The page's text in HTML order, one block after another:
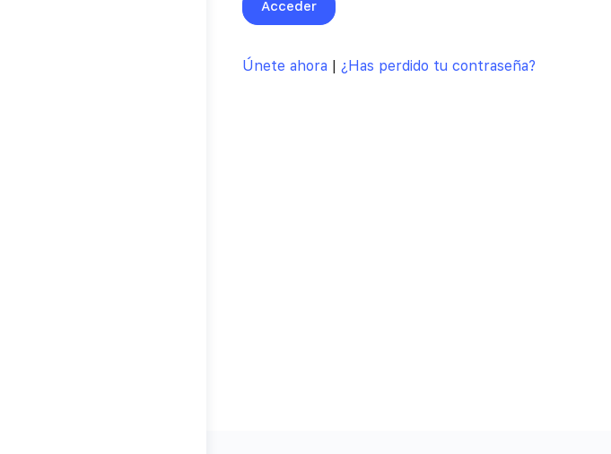
Únete ahora | ¿Has perdido tu contraseña?